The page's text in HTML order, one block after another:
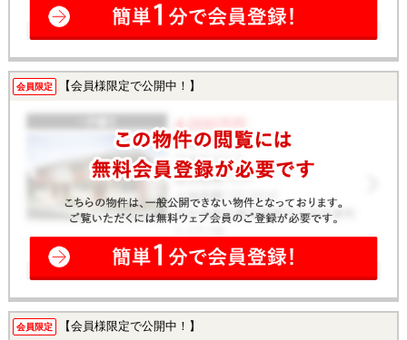
会員限定 【会員様限定で公開中！】
会員限定 【会員様限定で公開中！】